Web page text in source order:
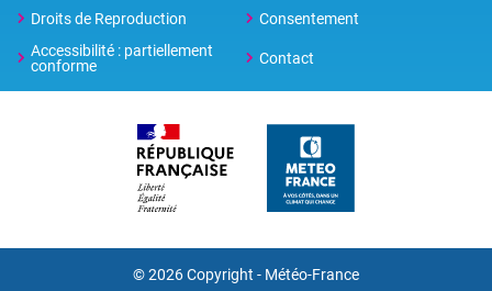
Droits de Reproduction
Consentement
Accessibilité : partiellement
conforme
Contact
© 2026 Copyright - Météo-France